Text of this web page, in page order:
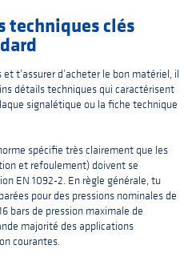
techniques clés
t’assurer d’acheter le bon matériel, il
détails techniques qui caractérisent
signalétique ou la fiche technique
spécifie très clairement que les
et refoulement) doivent se
EN 1092-2. En règle générale, tu
pour des pressions nominales de
bars de pression maximale de
majorité des applications
courantes.